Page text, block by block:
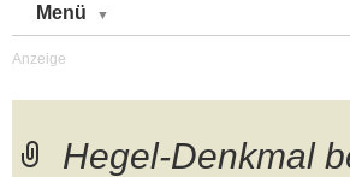
Menü
Hegel-Denkmal